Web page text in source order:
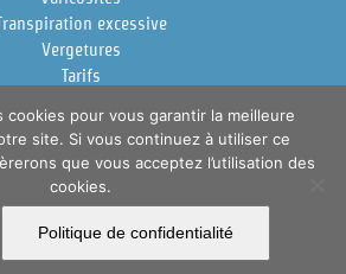
excessive
Vergetures
Tarifs
cookies pour vous garantir la meilleure
site. Si vous continuez à utiliser ce
que vous acceptez l’utilisation des
cookies.
Politique de confidentialité